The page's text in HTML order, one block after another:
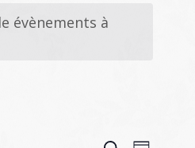
évènements à